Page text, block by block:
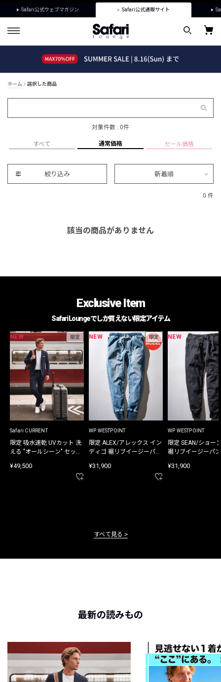
Safari公式ウェブマガジン Safari公式通販サイト
ホーム 選択した商品
対象件数 : 0件
すべて 通常価格 セール価格
絞り込み 新着順
0 件
該当の商品がありません
Exclusive Item
Safari Loungeでしか買えない限定アイテム
NEW 限定
Safari CURRENT
限定 吸水速乾 UVカット 洗
える "オールシーン" セット
¥49,500
NEW 限定
WP WESTPOINT
限定 ALEX/アレックス イン
ディゴ 裾リブイージーパン
¥31,900
NEW
WP WESTPOINT
限定 SEAN/ショー
裾リブイージーパ
¥31,900
すべて見る
最新の読みもの